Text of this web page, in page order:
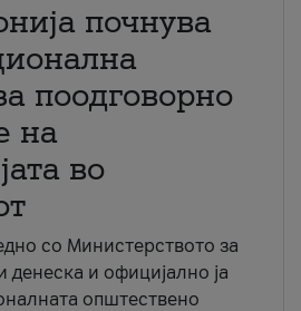
почнува
поодговорно
на
во
со Министерството за
и официјално ја
општествено